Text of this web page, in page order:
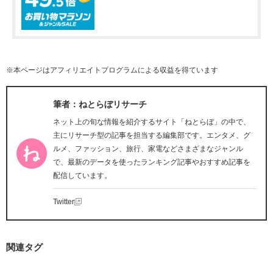
※本ページはアフィリエイトプログラムによる収益を得ています
筆者：ねとらぼリサーチ
ネット上の旬な情報を紹介するサイト「ねとらぼ」の中で、
主にリサーチ型の記事を担当する編集部です。エンタメ、グ
ルメ、ファッション、旅行、家電などさまざまなジャンル
で、最新のデータを使ったランキング記事やおすすめ記事を
配信しています。
Twitter
関連タグ